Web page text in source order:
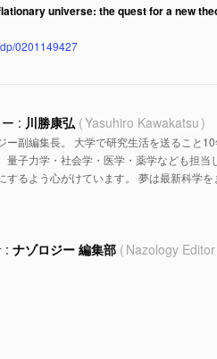
universe: the quest for a new
0201149427
川勝康弘 Yasuhiro Kawakatsu
ー副編集長。 大学で研究生活を送ること
量子力学・社会学・医学・薬学なども担
するよう心がけています。 夢は最新科学を
ナゾロジー 編集部 Nazology Editor